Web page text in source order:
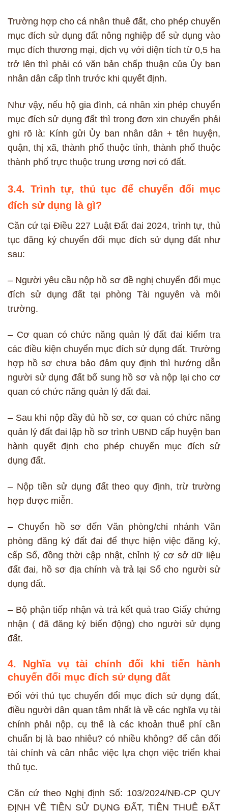
Trường hợp cho cá nhân thuê đất, cho phép chuyển
mục đích sử dụng đất nông nghiệp để sử dụng vào
mục đích thương mại, dịch vụ với diện tích từ 0,5 ha
trở lên thì phải có văn bản chấp thuận của Ủy ban
nhân dân cấp tỉnh trước khi quyết định.
Như vậy, nếu hộ gia đình, cá nhân xin phép chuyển
mục đích sử dụng đất thì trong đơn xin chuyển phải
ghi rõ là: Kính gửi Ủy ban nhân dân + tên huyện,
quận, thị xã, thành phố thuộc tỉnh, thành phố thuộc
thành phố trực thuộc trung ương nơi có đất.
3.4. Trình tự, thủ tục để chuyển đổi mục
đích sử dụng là gì?
Căn cứ tại Điều 227 Luật Đất đai 2024, trình tự, thủ
tục đăng ký chuyển đổi mục đích sử dụng đất như
sau:
– Người yêu cầu nộp hồ sơ đề nghị chuyển đổi mục
đích sử dụng đất tại phòng Tài nguyên và môi
trường.
– Cơ quan có chức năng quản lý đất đai kiểm tra
các điều kiện chuyển mục đích sử dụng đất. Trường
hợp hồ sơ chưa bảo đảm quy định thì hướng dẫn
người sử dụng đất bổ sung hồ sơ và nộp lại cho cơ
quan có chức năng quản lý đất đai.
– Sau khi nộp đầy đủ hồ sơ, cơ quan có chức năng
quản lý đất đai lập hồ sơ trình UBND cấp huyện ban
hành quyết định cho phép chuyển mục đích sử
dụng đất.
– Nộp tiền sử dụng đất theo quy định, trừ trường
hợp được miễn.
– Chuyển hồ sơ đến Văn phòng/chi nhánh Văn
phòng đăng ký đất đai để thực hiện việc đăng ký,
cấp Sổ, đồng thời cập nhật, chỉnh lý cơ sở dữ liệu
đất đai, hồ sơ địa chính và trả lại Sổ cho người sử
dụng đất.
– Bộ phận tiếp nhận và trả kết quả trao Giấy chứng
nhận ( đã đăng ký biến động) cho người sử dụng
đất.
4. Nghĩa vụ tài chính đối khi tiến hành
chuyển đổi mục đích sử dụng đất
Đối với thủ tục chuyển đổi mục đích sử dụng đất,
điều người dân quan tâm nhất là về các nghĩa vụ tài
chính phải nộp, cụ thể là các khoản thuế phí cần
chuẩn bị là bao nhiêu? có nhiều không? để cân đối
tài chính và cân nhắc việc lựa chọn việc triển khai
thủ tục.
Căn cứ theo Nghị định Số: 103/2024/NĐ-CP QUY
ĐỊNH VỀ TIỀN SỬ DỤNG ĐẤT, TIỀN THUÊ ĐẤT